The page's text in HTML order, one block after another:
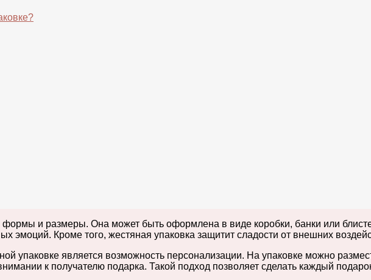
и размеры. Она может быть оформлена в виде коробки, банки или
эмоций. Кроме того, жестяная упаковка защитит сладости от внешних
упаковке является возможность персонализации. На упаковке можно
к получателю подарка. Такой подход позволяет сделать каждый